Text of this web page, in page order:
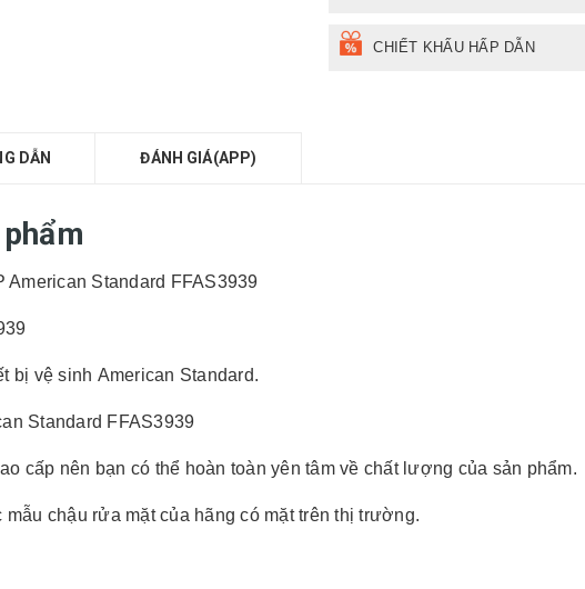
CHIẾT KHẤU HẤP DẪN
DẪN ĐÁNH GIÁ(APP)
Standard FFAS3939
bị vệ sinh American Standard.
Standard FFAS3939
cấp nên bạn có thể hoàn toàn yên tâm về chất lượng của sản phẩm.
chậu rửa mặt của hãng có mặt trên thị trường.